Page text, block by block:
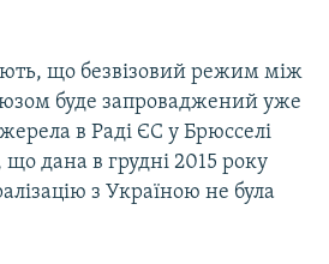
що безвізовий режим між
буде запроваджений уже
в Раді ЄС у Брюсселі
дана в грудні 2015 року
з Україною не була